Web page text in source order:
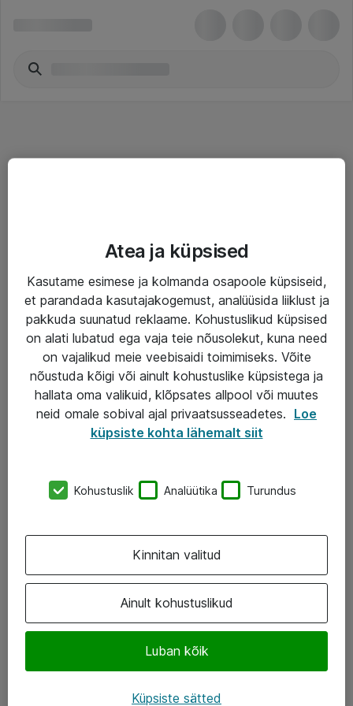
Haldusteenused
Garantii
Turva- ja nõrkvoolulahendused
AS ATEA
+372 659 3591
Järvevana tee 7b, 10112 Tallinn
Facebook
Atea ja küpsised
Kasutame esimese ja kolmanda osapoole küpsiseid,
et parandada kasutajakogemust, analüüsida liiklust ja
pakkuda suunatud reklaame. Kohustuslikud küpsised
on alati lubatud ega vaja teie nõusolekut, kuna need
on vajalikud meie veebisaidi toimimiseks. Võite
nõustuda kõigi või ainult kohustuslike küpsistega ja
hallata oma valikuid, klõpsates allpool või muutes
neid omale sobival ajal privaatsusseadetes. Loe
küpsiste kohta lähemalt siit
Kohustuslik Analüütika Turundus
Ainult kohustuslikud
Luban kõik
Kinnitan valitud
Küpsiste sätted